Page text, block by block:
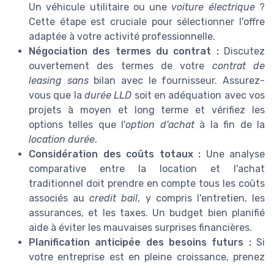
Un véhicule utilitaire ou une voiture électrique?
Cette étape est cruciale pour sélectionner l'offre
adaptée à votre activité professionnelle.
Négociation des termes du contrat :Discutez
ouvertement des termes de votre contrat de
leasing sansbilan avec le fournisseur. Assurez-
vous que la durée LLD soit en adéquation avec vos
projets à moyen et long terme et vérifiez les
options telles que l'option d'achatà la fin de la
location durée.
Considération des coûts totaux : Une analyse
comparative entre la location et l'achat
traditionnel doit prendre en compte tous les coûts
associés aucredit bail, y compris l'entretien, les
assurances, et les taxes. Un budget bien planifié
aide à éviter les mauvaises surprises financières.
Planification anticipée des besoins futurs :Si
votre entreprise est en pleine croissance, prenez